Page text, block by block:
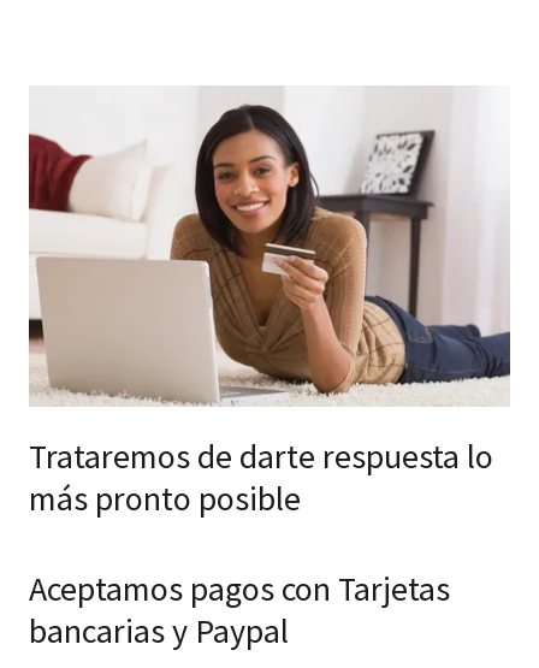
Trataremos de darte respuesta lo
más pronto posible
Aceptamos pagos con Tarjetas
bancarias y Paypal